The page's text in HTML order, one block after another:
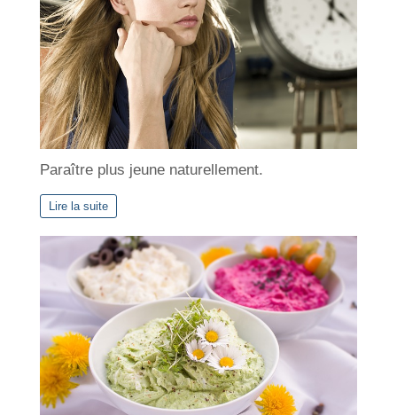
Paraître plus jeune naturellement.
Lire la suite